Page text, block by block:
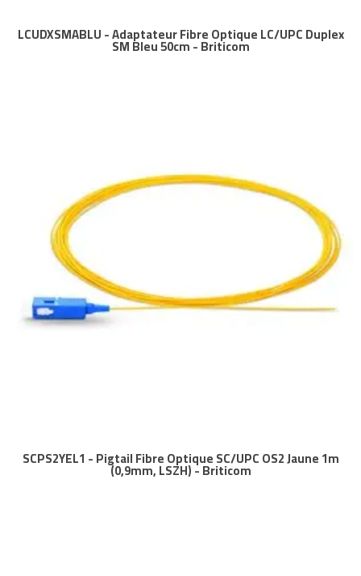
LCUDXSMABLU - Adaptateur Fibre Optique LC/UPC Duplex
SM Bleu 50cm - Briticom
SCPS2YEL1 - Pigtail Fibre Optique SC/UPC OS2 Jaune 1m
(0,9mm, LSZH) - Briticom